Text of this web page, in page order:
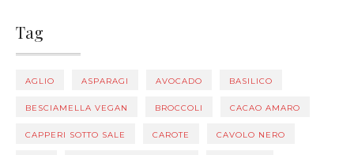
Tag
AGLIO ASPARAGI AVOCADO BASILICO
BESCIAMELLA VEGAN BROCCOLI CACAO AMARO
CAPPERI SOTTO SALE CAROTE CAVOLO NERO